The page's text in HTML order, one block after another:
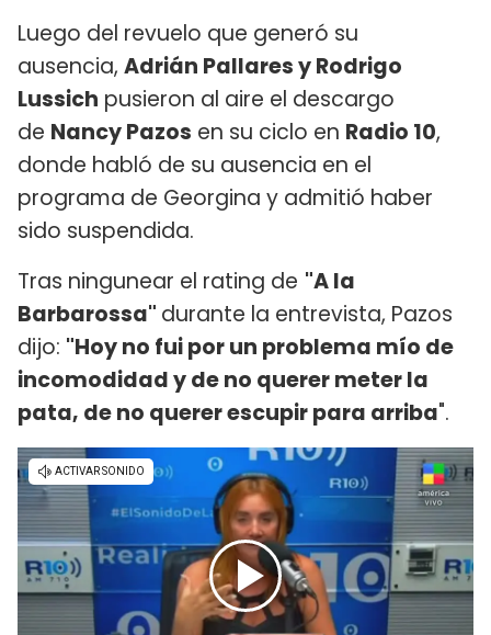
Luego del revuelo que generó su
ausencia, Adrián Pallares y Rodrigo
Lussich pusieron al aire el descargo
de Nancy Pazos en su ciclo en Radio 10,
donde habló de su ausencia en el
programa de Georgina y admitió haber
sido suspendida.
Tras ningunear el rating de "A la
Barbarossa" durante la entrevista, Pazos
dijo: "Hoy no fui por un problema mío de
incomodidad y de no querer meter la
pata, de no querer escupir para arriba".